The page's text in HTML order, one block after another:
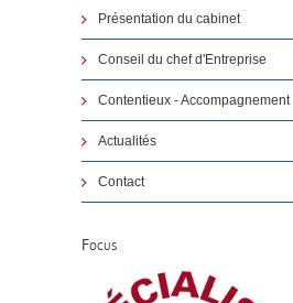
Présentation du cabinet
Conseil du chef d'Entreprise
Contentieux - Accompagnement
Actualités
Contact
Focus